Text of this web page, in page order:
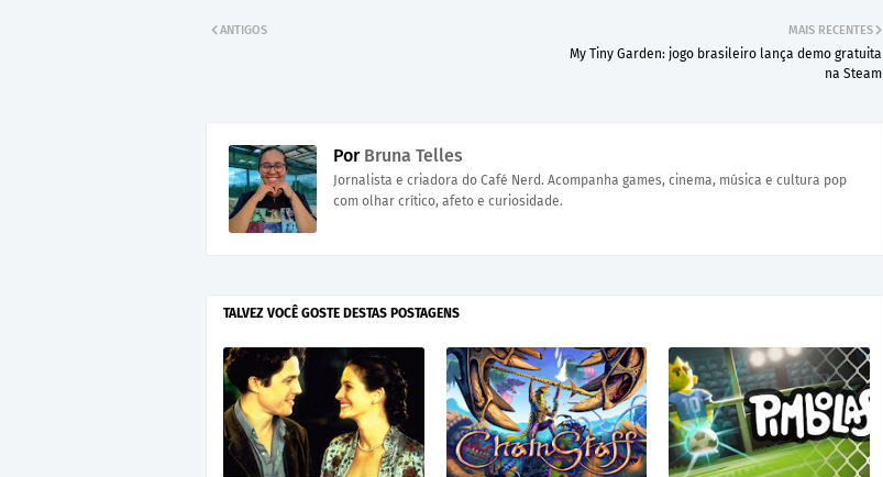
MAIS RECENTES
My Tiny Garden: jogo brasileiro lança demo gratuita
na Steam
ANTIGOS
PorBruna Telles
Jornalista e criadora do Café Nerd. Acompanha games, cinema, música e cultura pop
com olhar crítico, afeto e curiosidade.
TALVEZ VOCÊ GOSTE DESTAS POSTAGENS